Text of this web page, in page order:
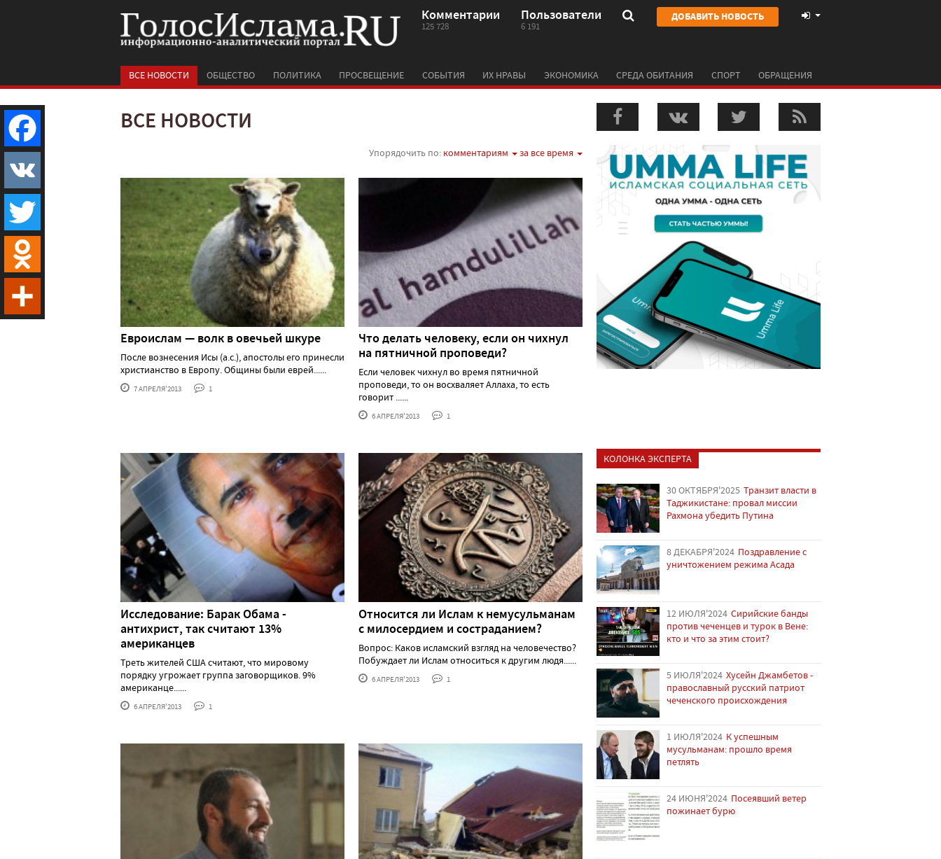
Комментарии
125 728
Пользователи
6 191
ДОБАВИТЬ НОВОСТЬ
ВСЕ НОВОСТИ ОБЩЕСТВО ПОЛИТИКА ПРОСВЕЩЕНИЕ СОБЫТИЯ ИХ НРАВЫ ЭКОНОМИКА СРЕДА ОБИТАНИЯ СПОРТ ОБРАЩЕНИЯ
ВСЕ НОВОСТИ
Упорядочить по: комментариям за все время
Евроислам — волк в овечьей шкуре
После вознесения Исы (а.с.), апостолы его принесли
христианство в Европу. Общины были еврей......
7 АПРЕЛЯ'2013 1
Что делать человеку, если он чихнул
на пятничной проповеди?
Если человек чихнул во время пятничной
проповеди, то он восхваляет Аллаха, то есть
говорит ......
6 АПРЕЛЯ'2013 1
Исследование: Барак Обама -
антихрист, так считают 13%
американцев
Треть жителей США считают, что мировому
порядку угрожает группа заговорщиков. 9%
американце......
6 АПРЕЛЯ'2013 1
Относится ли Ислам к немусульманам
с милосердием и состраданием?
Вопрос: Каков исламский взгляд на человечество?
Побуждает ли Ислам относиться к другим людя......
6 АПРЕЛЯ'2013 1
КОЛОНКА ЭКСПЕРТА
30 ОКТЯБРЯ'2025 Транзит власти в
Таджикистане: провал миссии
Рахмона убедить Путина
8 ДЕКАБРЯ'2024 Поздравление с
уничтожением режима Асада
12 ИЮЛЯ'2024 Сирийские банды
против чеченцев и турок в Вене:
кто и что за этим стоит?
5 ИЮЛЯ'2024 Хусейн Джамбетов -
православный русский патриот
чеченского происхождения
1 ИЮЛЯ'2024 К успешным
мусульманам: прошло время
петлять
24 ИЮНЯ'2024 Посеявший ветер
пожинает бурю
Facebook
VK
Twitter
Odnoklassniki